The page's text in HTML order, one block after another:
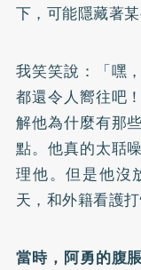
下，可能隱藏著
我笑笑說：「嘿
都還令人嚮往吧
解他為什麼有那
點。他真的太聒
理他。但是他沒
天，和外籍看護打
當時，阿勇的腹